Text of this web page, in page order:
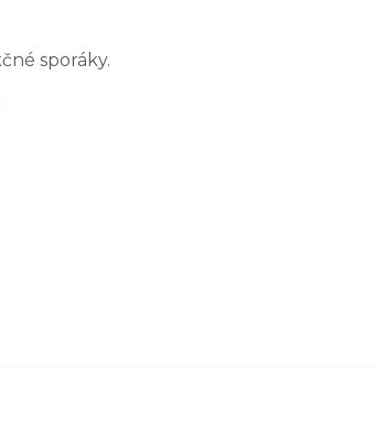
sporáky.